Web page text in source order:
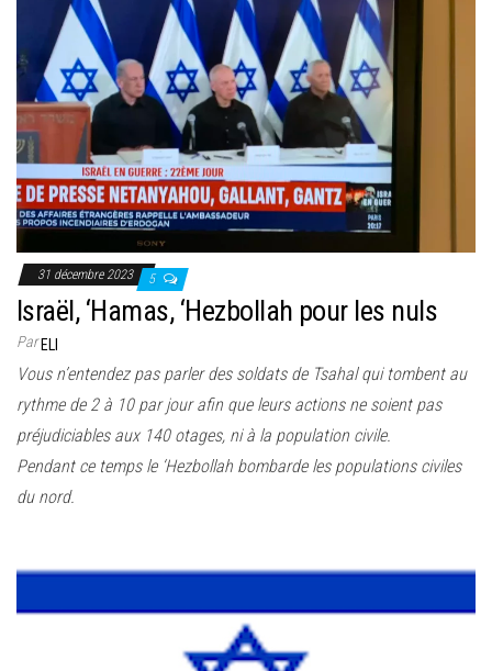
31 décembre 2023 5
Israël, ‘Hamas, ‘Hezbollah pour les nuls
ParELI
Vous n’entendez pas parler des soldats de Tsahal qui tombent au
rythme de 2 à 10 par jour afin que leurs actions ne soient pas
préjudiciables aux 140 otages, ni à la population civile.
Pendant ce temps le ‘Hezbollah bombarde les populations civiles
du nord.